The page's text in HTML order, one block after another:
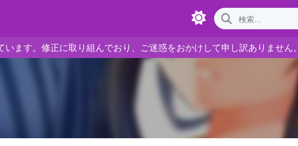
ます。修正に取り組んでおり、ご迷惑をおかけして申し訳ありません。